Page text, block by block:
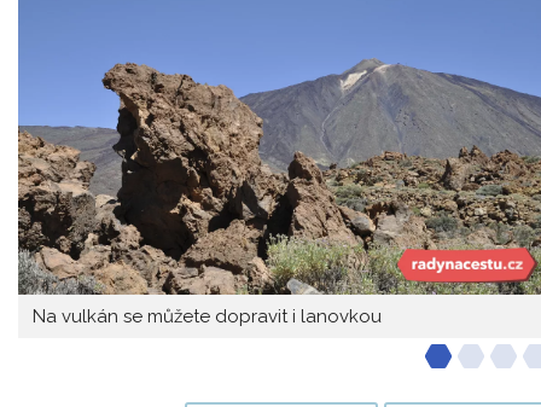
Na vulkán se můžete dopravit i lanovkou